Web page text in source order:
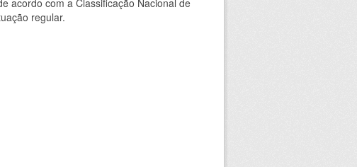
acordo com a Classificação Nacional de
regular.